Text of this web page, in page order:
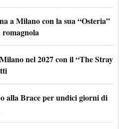
a Milano con la sua “Osteria”
nel 2027 con il “The Stray
alla Brace per undici giorni di